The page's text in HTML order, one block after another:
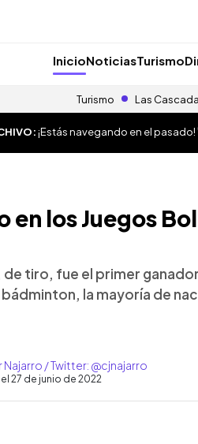
InicioNoticiasTurismo
Turismo Las
¡Estás navegando en el
en los Juegos
tiro, fue el primer
la mayoría de
Najarro / Twitter: @cjnajarro
27 de junio de 2022